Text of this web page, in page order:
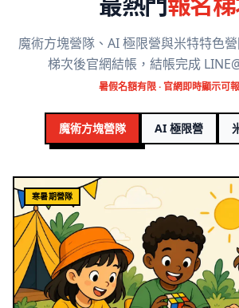
最熱門報名
魔術方塊營隊、AI 極限營與米特特色
梯次後官網結帳，結帳完成
暑假名額有限 · 官網即時顯示可
魔術方塊營隊 AI 極限營
寒暑期營隊